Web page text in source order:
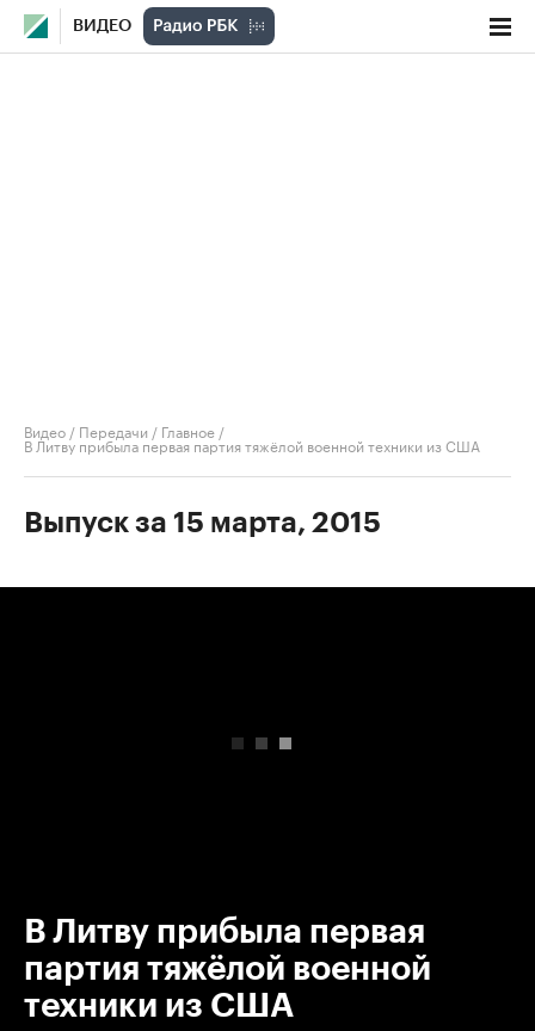
ВИДЕО
Видео / Передачи / Главное /
В Литву прибыла первая партия тяжёлой военной техники из США
Выпуск за 15 марта, 2015
В Литву прибыла первая
партия тяжёлой военной
техники из США